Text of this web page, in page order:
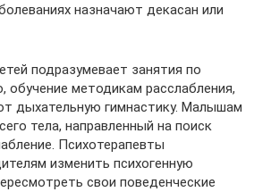
назначают декасан или
подразумевает занятия по
методикам расслабления,
дыхательную гимнастику. Малышам
тела, направленный на поиск
Психотерапевты
изменить психогенную
свои поведенческие